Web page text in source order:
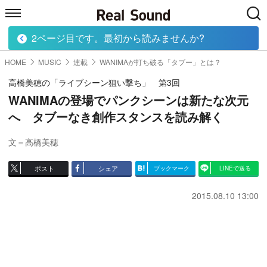
HOME MUSIC MOVIE TECH
HOME MUSIC 連載 WANIMAが打ち破る「タブー」とは？
高橋美穂の「ライブシーン狙い撃ち」 第3回
WANIMAの登場でパンクシーンは新たな次元
へ タブーなき創作スタンスを読み解く
文＝高橋美穂
ポスト シェア ブックマーク LINEで送る
2015.08.10 13:00
2ページ目です。最初から読みませんか?